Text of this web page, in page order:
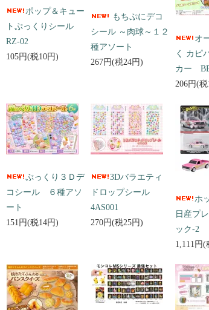
ポップ＆キュー
トぷっくりシール
RZ-02
105円(税10円)
もちぷにデコ
シール ～肉球～１２
種アソート
267円(税24円)
オ
く カピ
カー
206円(
ぷっくり３Ｄデ
コシール ６種アソ
ート
151円(税14円)
3Dバラエティ
ドロップシール
4AS001
270円(税25円)
ホ
日産プ
ック-2
1,111円(